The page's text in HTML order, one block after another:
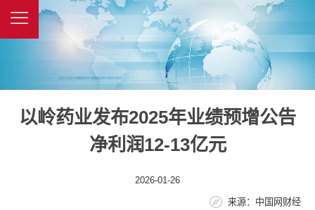
以岭药业发布2025年业绩预增公告
净利润12-13亿元
2026-01-26
来源：中国网财经